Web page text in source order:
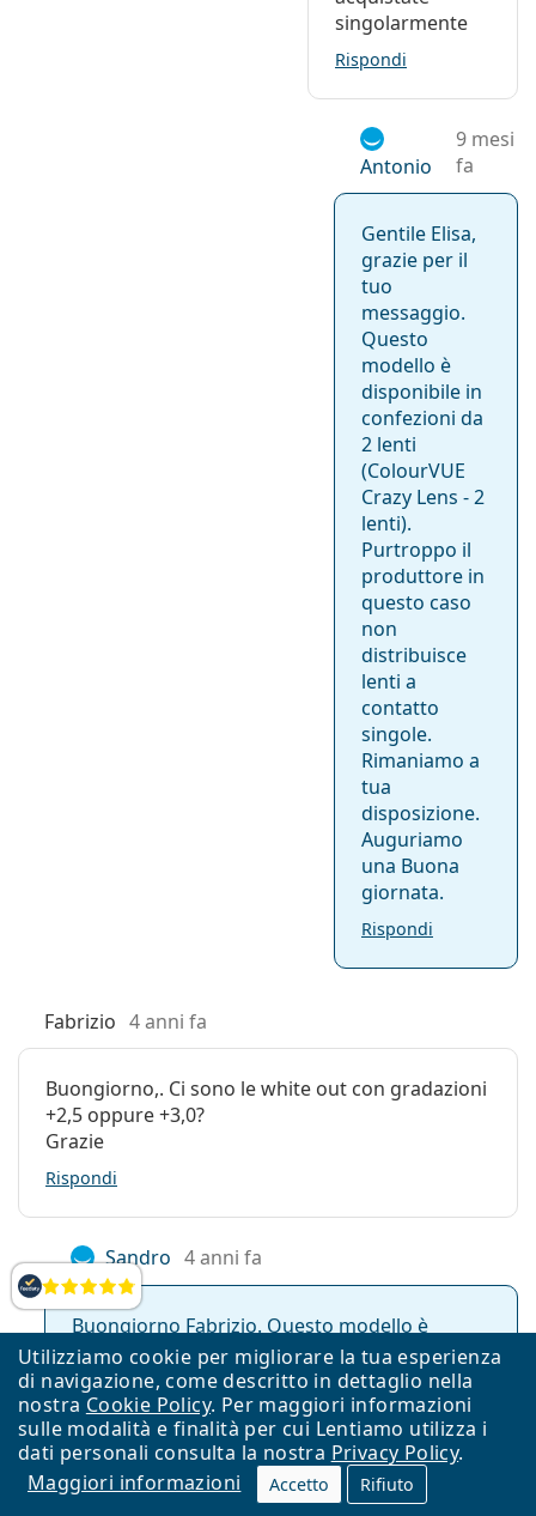
Utilizziamo cookie per migliorare la tua esperienza
di navigazione, come descritto in dettaglio nella
nostra Cookie Policy. Per maggiori informazioni
sulle modalità e finalità per cui Lentiamo utilizza i
dati personali consulta la nostra Privacy Policy.
Maggiori informazioni
Accetto Rifiuto
Valutazione
singolarmente
Rispondi
Antonio
9 mesi
fa
Gentile Elisa,
grazie per il
tuo
messaggio.
Questo
modello è
disponibile in
confezioni da
2 lenti
(ColourVUE
Crazy Lens - 2
lenti).
Purtroppo il
produttore in
questo caso
non
distribuisce
lenti a
contatto
singole.
Rimaniamo a
tua
disposizione.
Auguriamo
una Buona
giornata.
Rispondi
Fabrizio 4 anni fa
Buongiorno,. Ci sono le white out con gradazioni
+2,5 oppure +3,0?
Grazie
Rispondi
Sandro 4 anni fa
Buongiorno Fabrizio. Questo modello è
disponibile purtroppo solo in versione
estetica con gradazione 0.00. Buona giornata!
Rispondi
Altri commenti